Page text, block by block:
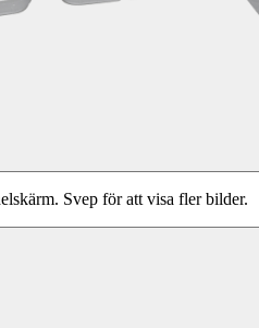
Svep för att visa fler bilder.